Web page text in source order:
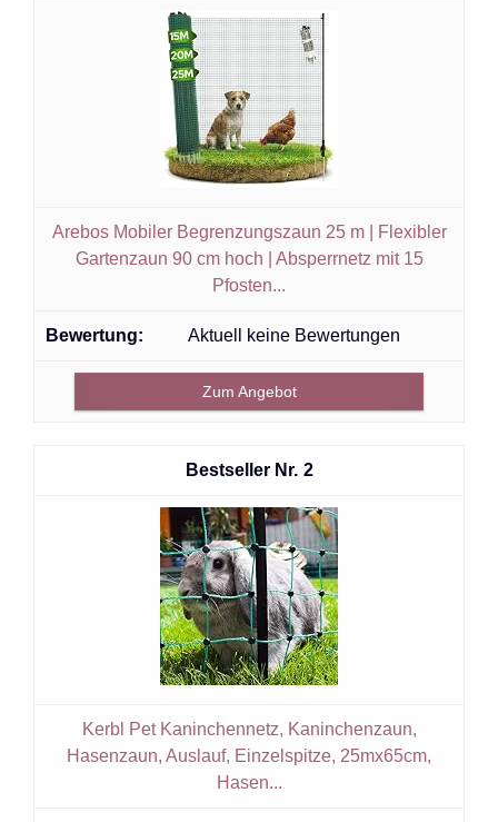
Arebos Mobiler Begrenzungszaun 25 m | Flexibler
Gartenzaun 90 cm hoch | Absperrnetz mit 15
Pfosten...
Aktuell keine Bewertungen
Zum Angebot
2
Kerbl Pet Kaninchennetz, Kaninchenzaun,
Hasenzaun, Auslauf, Einzelspitze, 25mx65cm,
Hasen...